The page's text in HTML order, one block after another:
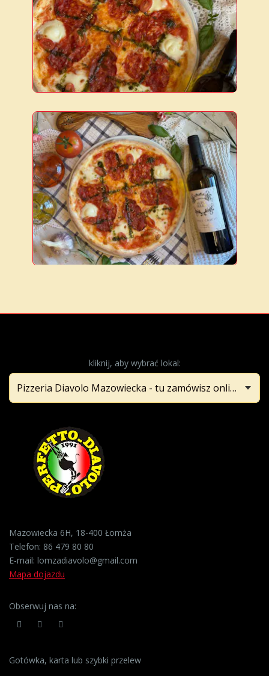
kliknij, aby wybrać lokal:
Mazowiecka 6H, 18-400 Łomża
Telefon: 86 479 80 80
E-mail: lomzadiavolo@gmail.com
Mapa dojazdu
Obserwuj nas na:
Gotówka, karta lub szybki przelew